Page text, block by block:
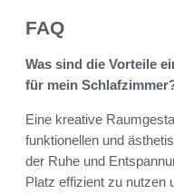
FAQ
Was sind die Vorteile
für mein
Eine kreative
funktionellen und
der Ruhe und
Platz effizient zu nutzen